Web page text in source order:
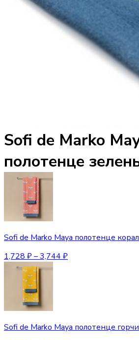
Sofi de Marko
полотенце
Sofi de Marko Maya полотенце
1,728 ₽–3,744 ₽
Sofi de Marko Maya полотенце